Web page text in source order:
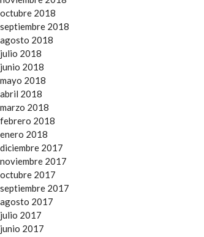
octubre 2018
septiembre 2018
agosto 2018
julio 2018
junio 2018
mayo 2018
abril 2018
marzo 2018
febrero 2018
enero 2018
diciembre 2017
noviembre 2017
octubre 2017
septiembre 2017
agosto 2017
julio 2017
junio 2017